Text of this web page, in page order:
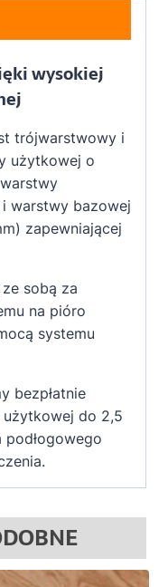
wysokiej
trójwarstwowy i
użytkowej o
warstwy bazowej
zapewniającej
ze sobą za
na pióro
systemu
bezpłatnie
do 2,5
podłogowego